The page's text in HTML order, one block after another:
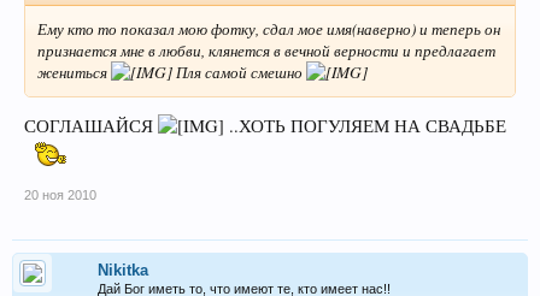
Ему кто то показал мою фотку, сдал мое имя(наверно) и теперь он
признается мне в любви, клянется в вечной верности и предлагает
жениться
Пля самой смешно
СОГЛАШАЙСЯ ..ХОТЬ ПОГУЛЯЕМ НА СВАДЬБЕ
20 ноя 2010
Nikitka
Дай Бог иметь то, что имеют те, кто имеет нас!!